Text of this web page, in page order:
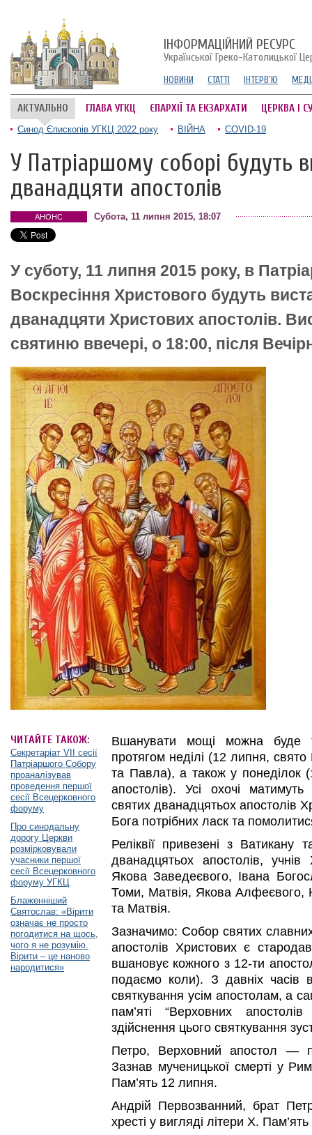
ІНФОРМАЦІЙНИЙ РЕСУРС
Української Греко-Католицької
НОВИНИ СТАТТІ ІНТЕРВ'Ю
АКТУАЛЬНО ГЛАВА УГКЦ ЄПАРХІЇ ТА ЕКЗАРХАТИ ЦЕРКВА І
Синод Єпископів УГКЦ 2022 року ВІЙНА COVID-19
У Патріаршому соборі будуть
дванадцяти апостолів
АНОНС Субота, 11 липня 2015, 18:07
У суботу, 11 липня 2015 року, в
Воскресіння Христового будуть
дванадцяти Христових апостолів.
святиню ввечері, о 18:00, після
ЧИТАЙТЕ ТАКОЖ:
Секретаріат VII сесії
Патріаршого Собору
проаналізував
проведення першої
сесії Всецерковного
форуму
Про синодальну
дорогу Церкви
розмірковували
учасники першої
сесії Всецерковного
форуму УГКЦ
Блаженніший
Святослав: «Вірити
означає не просто
погодитися на щось,
чого я не розумію.
Вірити – це наново
народитися»
Вшанувати мощі можна буде
протягом неділі (12 липня,
та Павла), а також у понеділок
апостолів). Усі охочі
святих дванадцятьох апостолів
Бога потрібних ласк та
Реліквії привезені з
дванадцятьох апостолів,
Якова Заведеєвого, Івана
Томи, Матвія, Якова
та Матвія.
Зазначимо: Собор святих
апостолів Христових є
вшановує кожного з 12-ти
подаємо коли). З давніх часів
святкування усім апостолам, а
пам’яті “Верховних
здійснення цього святкування
Петро, Верховний апостол —
Зазнав мученицької смерті у
Пам’ять 12 липня.
Андрій Первозванний, брат
хресті у вигляді літери Х.